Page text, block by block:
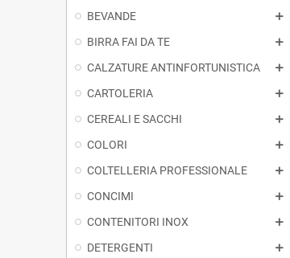
BEVANDE
BIRRA FAI DA TE
CALZATURE ANTINFORTUNISTICA
CARTOLERIA
CEREALI E SACCHI
COLORI
COLTELLERIA PROFESSIONALE
CONCIMI
CONTENITORI INOX
DETERGENTI